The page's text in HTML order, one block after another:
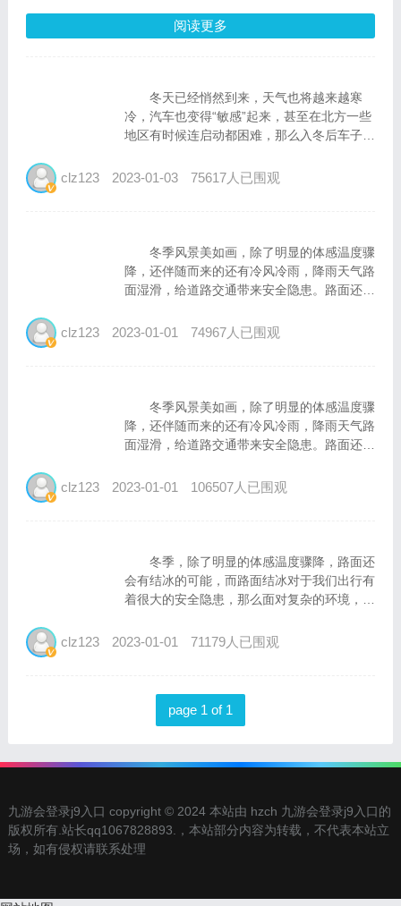
强冬季驾驶...
阅读更多
冬天已经悄然到来，天气也将越来越寒
冷，汽车也变得“敏感”起来，甚至在北方一些
地区有时候连启动都困难，那么入冬后车子该
不能少！ 一、为什么有的车到了冬天就启
clz123 2023-01-03 75617人已围观
冬季风景美如画，除了明显的体感温度骤
降，还伴随而来的还有冷风冷雨，降雨天气路
面湿滑，给道路交通带来安全隐患。路面还会
很大的安全隐患，要想保证行车安全，面对复
clz123 2023-01-01 74967人已围观
冬季风景美如画，除了明显的体感温度骤
降，还伴随而来的还有冷风冷雨，降雨天气路
面湿滑，给道路交通带来安全隐患。路面还会
很大的安全隐患，要想保证行车安全，面对复
clz123 2023-01-01 106507人已围观
​冬季，除了明显的体感温度骤降，路面还
会有结冰的可能，而路面结冰对于我们出行有
着很大的安全隐患，那么面对复杂的环境，冬
车安全意识 面对复杂的行车环境，一个谨
clz123 2023-01-01 71179人已围观
page 1 of 1
九游会登录j9入口 copyright © 2024 本站由 hzch 九游会登录j9入口的
版权所有.站长qq1067828893.，本站部分内容为转载，不代表本站立
场，如有侵权请联系处理